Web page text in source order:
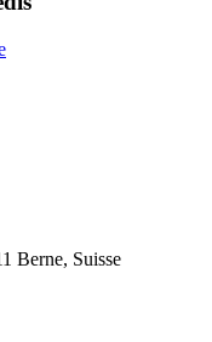
Berne, Suisse